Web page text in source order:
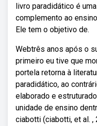
livro paradidático é
complemento ao
Ele tem o objetivo de.
Webtrês anos após o
primeiro eu tive que
portela retorna à
paradidático, ao
elaborado e
unidade de ensino
ciabotti (ciabotti, et al. ,